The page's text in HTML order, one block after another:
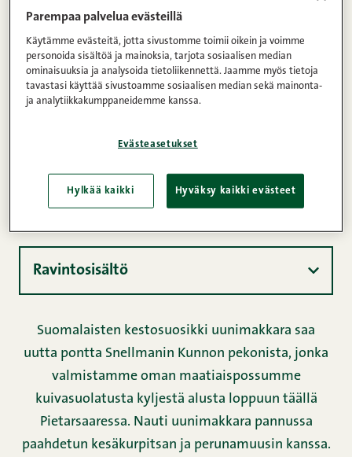
1 2 3 4 5 (7)
Kunnon pekoni 150 g
30min 4 Helppo
Ohje
Ravintosisältö
Suomalaisten kestosuosikki uunimakkara saa
uutta pontta Snellmanin Kunnon pekonista, jonka
valmistamme oman maatiaispossumme
kuivasuolatusta kyljestä alusta loppuun täällä
Pietarsaaressa. Nauti uunimakkara pannussa
paahdetun kesäkurpitsan ja perunamuusin kanssa.
Parempaa palvelua evästeillä
Käytämme evästeitä, jotta sivustomme toimii oikein ja voimme
personoida sisältöä ja mainoksia, tarjota sosiaalisen median
ominaisuuksia ja analysoida tietoliikennettä. Jaamme myös tietoja
tavastasi käyttää sivustoamme sosiaalisen median sekä mainonta-
ja analytiikkakumppaneidemme kanssa.
Evästeasetukset
Hylkää kaikki Hyväksy kaikki evästeet